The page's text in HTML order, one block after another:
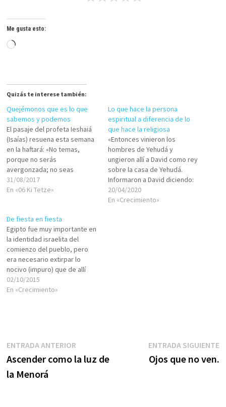
Me gusta esto:
Cargando...
Quizás te interese también:
Quejémonos que es lo que
sabemos y podemos
El pasaje del profeta Ieshaiá
(Isaías) resuena esta semana
en la haftará: «No temas,
porque no serás
avergonzada; no seas
confundida, porque no serás
afrentada.»(Ieshaiá/Isaías
lamentamos,como si de un
hobby se tratara,por los
magros resultados de
nuestros
emprendimientos,por la falta
de éxito en lo…
31/08/2017
En «06 Ki Tetze»
Lo que hace la persona
espiritual a diferencia de lo
que hace la religiosa
«Entonces vinieron los
hombres de Yehudá y
ungieron allí a David como rey
sobre la casa de Yehudá.
Informaron a David diciendo:
'Los hombres de Iaveish
[Jabes], en Galaad, son los
20/04/2020
En «Crecimiento»
De fiesta en fiesta
Egipto fue muy importante en
la identidad israelita del
comienzo del pueblo, pero
era necesario extirpar lo
nocivo (impuro) que de allí
provenía para permitir que
fuera la LUZ la que
revivimos, nos
comprometemos,…
02/10/2015
En «Crecimiento»
Navegación
de
ENTRADA ANTERIOREntrada
anterior:
Ascender como la luz de
la Menorá
ENTRADA SIGUIENTE
Ojos que no ven.